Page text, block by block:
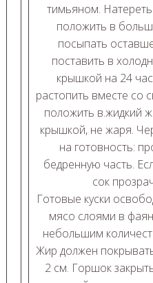
тимьяном. Натереть
положить в
посыпать
поставить в
крышкой на 24
растопить вместе со
положить в.жидкий
крышкой, не жаря.
на готовность:
бедренную часть.
сок
Готовые куски
мясо слоями в
небольшим
Жир должен
2 см. Горшок